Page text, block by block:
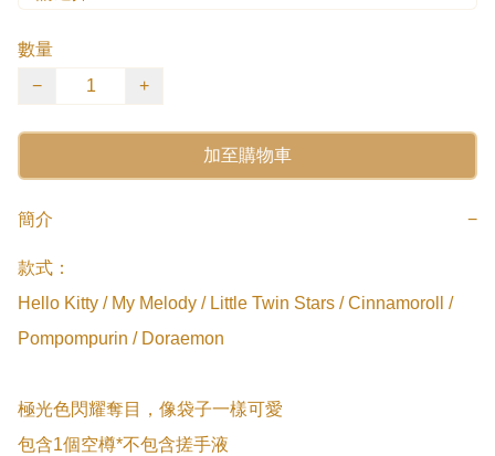
數量
−
+
加至購物車
簡介 −
款式：
Hello Kitty / My Melody / Little Twin Stars / Cinnamoroll /
Pompompurin / Doraemon
極光色閃耀奪目，像袋子一樣可愛
包含1個空樽*不包含搓手液